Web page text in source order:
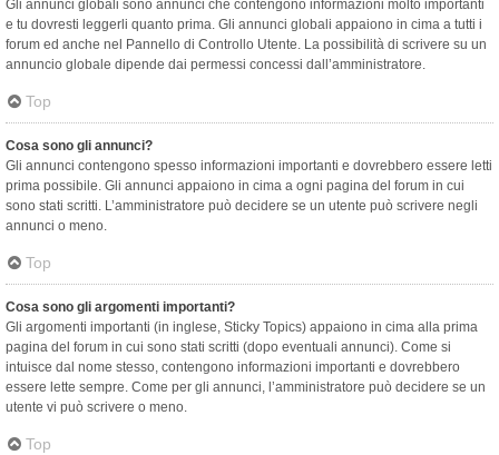
Gli annunci globali sono annunci che contengono informazioni molto importanti
e tu dovresti leggerli quanto prima. Gli annunci globali appaiono in cima a tutti i
forum ed anche nel Pannello di Controllo Utente. La possibilità di scrivere su un
annuncio globale dipende dai permessi concessi dall’amministratore.
Top
Cosa sono gli annunci?
Gli annunci contengono spesso informazioni importanti e dovrebbero essere letti
prima possibile. Gli annunci appaiono in cima a ogni pagina del forum in cui
sono stati scritti. L’amministratore può decidere se un utente può scrivere negli
annunci o meno.
Top
Cosa sono gli argomenti importanti?
Gli argomenti importanti (in inglese, Sticky Topics) appaiono in cima alla prima
pagina del forum in cui sono stati scritti (dopo eventuali annunci). Come si
intuisce dal nome stesso, contengono informazioni importanti e dovrebbero
essere lette sempre. Come per gli annunci, l’amministratore può decidere se un
utente vi può scrivere o meno.
Top